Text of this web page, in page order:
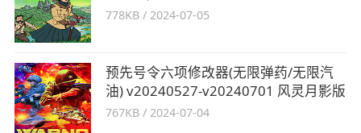
778KB /2024-07-05
预先号令六项修改器(无限弹药/无限汽
油) v20240527-v20240701 风灵月影版
767KB / 2024-07-04